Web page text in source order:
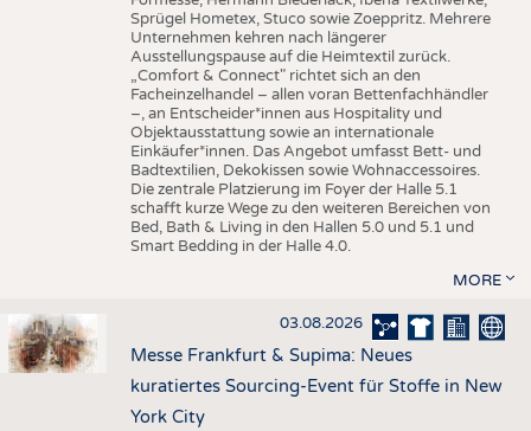
Sprügel Hometex, Stuco sowie Zoeppritz. Mehrere
Unternehmen kehren nach längerer
Ausstellungspause auf die Heimtextil zurück.
„Comfort & Connect" richtet sich an den
Facheinzelhandel – allen voran Bettenfachhändler
–, an Entscheider*innen aus Hospitality und
Objektausstattung sowie an internationale
Einkäufer*innen. Das Angebot umfasst Bett- und
Badtextilien, Dekokissen sowie Wohnaccessoires.
Die zentrale Platzierung im Foyer der Halle 5.1
schafft kurze Wege zu den weiteren Bereichen von
Bed, Bath & Living in den Hallen 5.0 und 5.1 und
Smart Bedding in der Halle 4.0.
MORE
03.08.2026
Messe Frankfurt & Supima: Neues
kuratiertes Sourcing-Event für Stoffe in New
York City